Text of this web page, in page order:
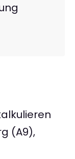
(A9),